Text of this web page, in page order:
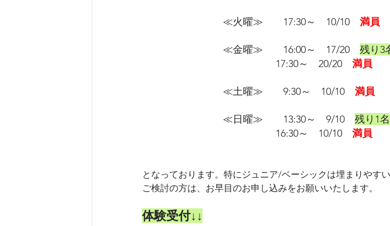
≪火曜≫　　17:30～　10/10 満員
≪金曜≫　　16:00～　17/20 残り3
17:30～　20/20 満員
≪土曜≫　　9:30～　10/10 満員
≪日曜≫　    13:30～　9/10 残り1名
                     16:30～　10/10
満員
となっております。特にジュニア/ベーシックは埋まりやす
ご検討の方は、お早目のお申し込みをお願いいたします。
体験受付↓↓